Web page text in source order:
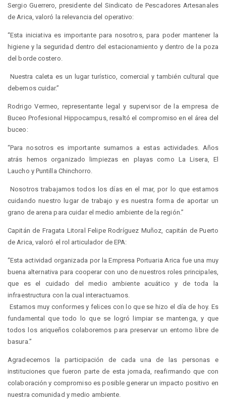
Sergio Guerrero, presidente del Sindicato de Pescadores Artesanales
de Arica, valoró la relevancia del operativo:
“Esta iniciativa es importante para nosotros, para poder mantener la
higiene y la seguridad dentro del estacionamiento y dentro de la poza
del borde costero.
Nuestra caleta es un lugar turístico, comercial y también cultural que
debemos cuidar.”
Rodrigo Vermeo, representante legal y supervisor de la empresa de
Buceo Profesional Hippocampus, resaltó el compromiso en el área del
buceo:
“Para nosotros es importante sumarnos a estas actividades. Años
atrás hemos organizado limpiezas en playas como La Lisera, El
Laucho y Puntilla Chinchorro.
Nosotros trabajamos todos los días en el mar, por lo que estamos
cuidando nuestro lugar de trabajo y es nuestra forma de aportar un
grano de arena para cuidar el medio ambiente de la región.”
Capitán de Fragata Litoral Felipe Rodríguez Muñoz, capitán de Puerto
de Arica, valoró el rol articulador de EPA:
“Esta actividad organizada por la Empresa Portuaria Arica fue una muy
buena alternativa para cooperar con uno de nuestros roles principales,
que es el cuidado del medio ambiente acuático y de toda la
infraestructura con la cual interactuamos.
Estamos muy conformes y felices con lo que se hizo el día de hoy. Es
fundamental que todo lo que se logró limpiar se mantenga, y que
todos los ariqueños colaboremos para preservar un entorno libre de
basura.”
Agradecemos la participación de cada una de las personas e
instituciones que fueron parte de esta jornada, reafirmando que con
colaboración y compromiso es posible generar un impacto positivo en
nuestra comunidad y medio ambiente.